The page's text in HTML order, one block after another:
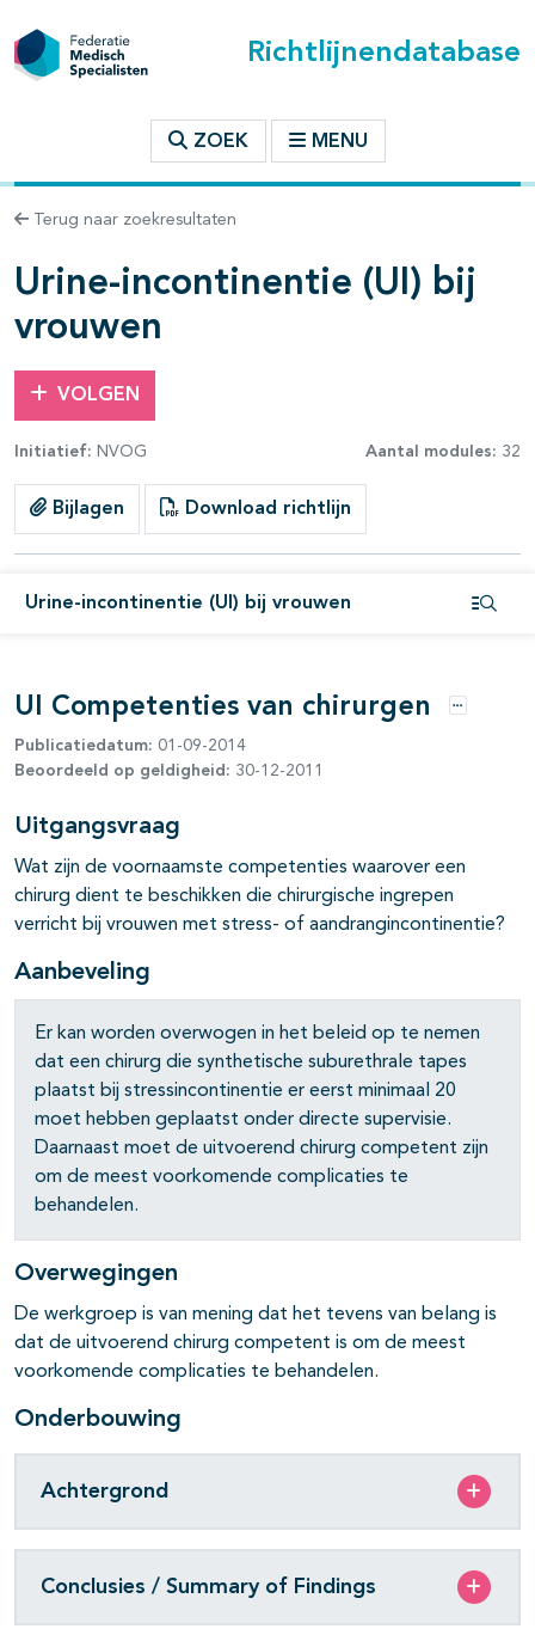
Richtlijnendatabase
ZOEK MENU
Terug naar zoekresultaten
Urine-incontinentie (UI) bij
vrouwen
VOLGEN
Initiatief: NVOG Aantal modules: 32
Bijlagen Download richtlijn
Urine-incontinentie (UI) bij vrouwen
binnen deze richtlijn
open- en dichtklappen
UI Competenties van chirurgen Opties
Publicatiedatum: 01-09-2014
Beoordeeld op geldigheid: 30-12-2011
Uitgangsvraag
Wat zijn de voornaamste competenties waarover een
chirurg dient te beschikken die chirurgische ingrepen
verricht bij vrouwen met stress- of aandrangincontinentie?
Aanbeveling
Er kan worden overwogen in het beleid op te nemen
dat een chirurg die synthetische suburethrale tapes
plaatst bij stressincontinentie er eerst minimaal 20
moet hebben geplaatst onder directe supervisie.
Daarnaast moet de uitvoerend chirurg competent zijn
om de meest voorkomende complicaties te
behandelen.
Overwegingen
De werkgroep is van mening dat het tevens van belang is
dat de uitvoerend chirurg compe­tent is om de meest
voorkomende complicaties te behandelen.
Onderbouwing
Achtergrond
Conclusies / Summary of Findings